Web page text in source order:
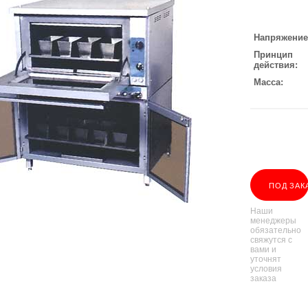
Напряжение
Принцип
действия
Масса
ПОД
Наши
менеджеры
обязательно
свяжутся с
вами и
уточнят
условия
заказа